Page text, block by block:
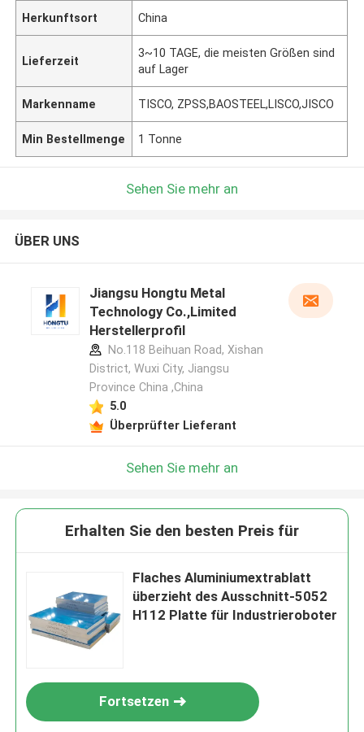
Herkunftsort China
Lieferzeit
3~10 TAGE, die meisten Größen sind
auf Lager
Markenname TISCO, ZPSS,BAOSTEEL,LISCO,JISCO
Min Bestellmenge 1 Tonne
Sehen Sie mehr an
ÜBER UNS
Jiangsu Hongtu Metal
Technology Co.,Limited
Herstellerprofil
No.118 Beihuan Road, Xishan
District, Wuxi City, Jiangsu
Province China ,China
5.0
Überprüfter Lieferant
Sehen Sie mehr an
Erhalten Sie den besten Preis für
Flaches Aluminiumextrablatt
überzieht des Ausschnitt-5052
H112 Platte für Industrieroboter
Fortsetzen